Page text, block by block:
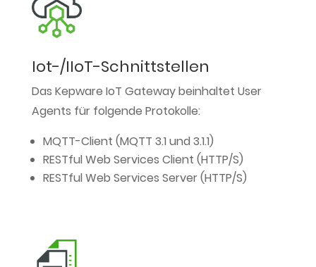
Iot-/IIoT-Schnittstellen
Das Kepware IoT Gateway beinhaltet User
Agents für folgende Protokolle:
MQTT-Client (MQTT 3.1 und 3.1.1)
RESTful Web Services Client (HTTP/S)
RESTful Web Services Server (HTTP/S)